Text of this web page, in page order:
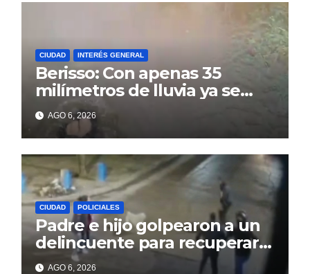
CIUDAD INTERÉS GENERAL
Berisso: Con apenas 35
milímetros de lluvia ya se
sienten los problemas
AGO 6, 2026
CIUDAD POLICIALES
Padre e hijo golpearon a un
delincuente para recuperar
un celular robado en Berisso
AGO 6, 2026